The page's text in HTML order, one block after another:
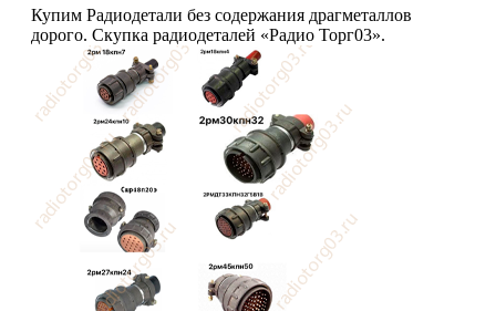
Купим Радиодетали без содержания драгметаллов
дорого. Скупка радиодеталей «Радио Торг03».